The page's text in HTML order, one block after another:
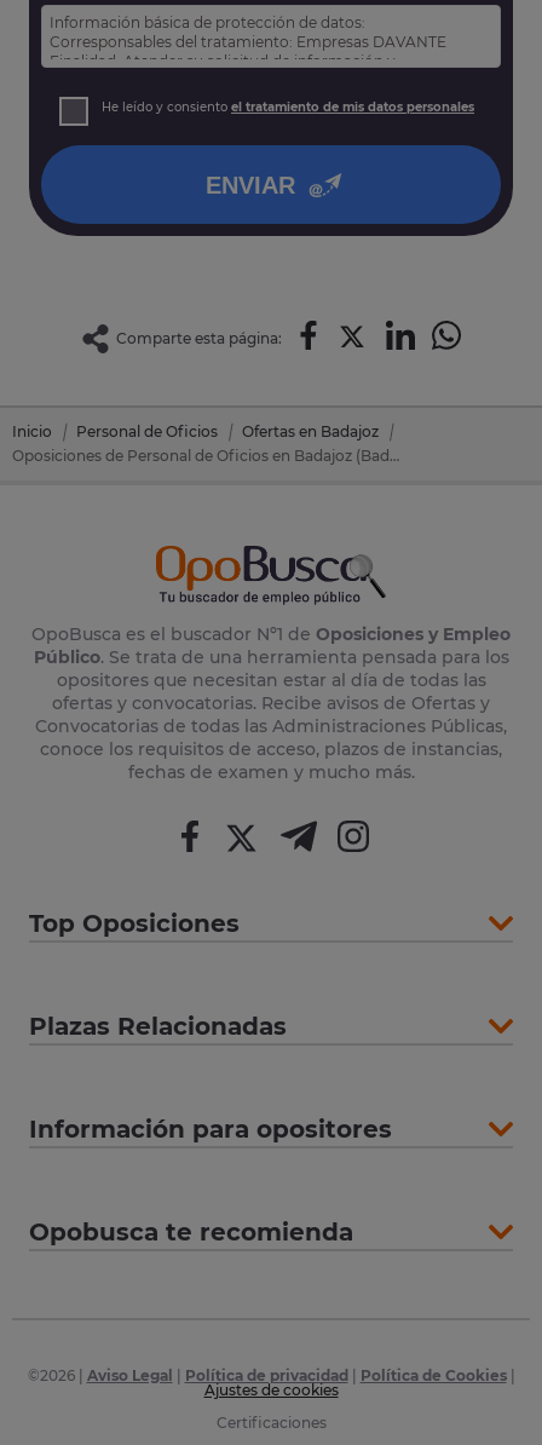
Información básica de protección de datos:
Corresponsables del tratamiento: Empresas DAVANTE
Finalidad: Atender su solicitud de información y
Derechos: Puede acceder, rectificar y suprimir sus datos,
así como otros derechos tal y como se explica en nuestra
He leído y consiento el tratamiento de mis datos personales
ENVIAR
Comparte esta página:
Inicio Personal de Oficios
Ofertas en Badajoz
Oposiciones de Personal de Oficios en Badajoz (Badajoz)
OpoBusca es el buscador Nº1 de Oposiciones y Empleo
Público. Se trata de una herramienta pensada para los
opositores que necesitan estar al día de todas las
ofertas y convocatorias. Recibe avisos de Ofertas y
Convocatorias de todas las Administraciones Públicas,
conoce los requisitos de acceso, plazos de instancias,
fechas de examen y mucho más.
Top Oposiciones
Plazas Relacionadas
Información para opositores
Opobusca te recomienda
©2026| Aviso Legal Política de privacidad Política de Cookies|
Ajustes de cookies
Certificaciones